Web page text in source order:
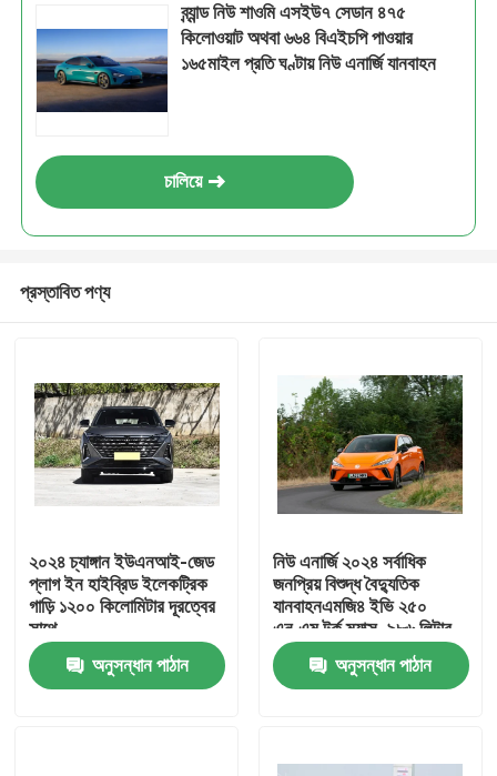
বাড়ি
ব্র্যান্ড নিউ শাওমি এসইউ৭ সেডান ৪৭৫
কিলোওয়াট অথবা ৬৬৪ বিএইচপি পাওয়ার
১৬৫মাইল প্রতি ঘণ্টায় নিউ এনার্জি যানবাহন
চালিয়ে
প্রস্তাবিত পণ্য
২০২৪ চ্যাঙ্গান ইউএনআই-জেড
প্লাগ ইন হাইব্রিড ইলেকট্রিক
গাড়ি ১২০০ কিলোমিটার দূরত্বের
সাথে
অনুসন্ধান পাঠান
নিউ এনার্জি ২০২৪ সর্বাধিক
জনপ্রিয় বিশুদ্ধ বৈদ্যুতিক
যানবাহনএমজি৪ ইভি ২৫০
এন.এম টর্ক ম্যাক্স. ৯৮৬ লিটার
অতিরিক্ত বড় ট্রাক স্পেস
অনুসন্ধান পাঠান